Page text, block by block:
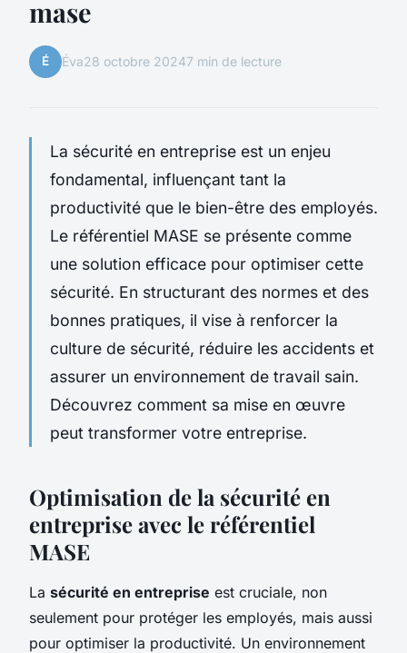
mase
É Éva28 octobre 20247 min de lecture
La sécurité en entreprise est un enjeu
fondamental, influençant tant la
productivité que le bien-être des employés.
Le référentiel MASE se présente comme
une solution efficace pour optimiser cette
sécurité. En structurant des normes et des
bonnes pratiques, il vise à renforcer la
culture de sécurité, réduire les accidents et
assurer un environnement de travail sain.
Découvrez comment sa mise en œuvre
peut transformer votre entreprise.
Optimisation de la sécurité en
entreprise avec le référentiel
MASE
La sécurité en entreprise est cruciale, non
seulement pour protéger les employés, mais aussi
pour optimiser la productivité. Un environnement